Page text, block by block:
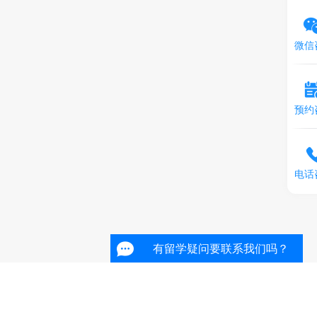
微信
预约
电话
有留学疑问要联系我们吗？
有留学疑问要联系我们吗？
有留学疑问要联系我们吗？